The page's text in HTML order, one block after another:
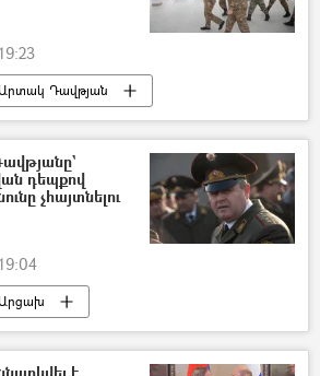
հանրաքվե
Արտակ Դավթյան
որդի
դեպքով
չհայտնելու
Արցախ
բանակ (ՊԲ)